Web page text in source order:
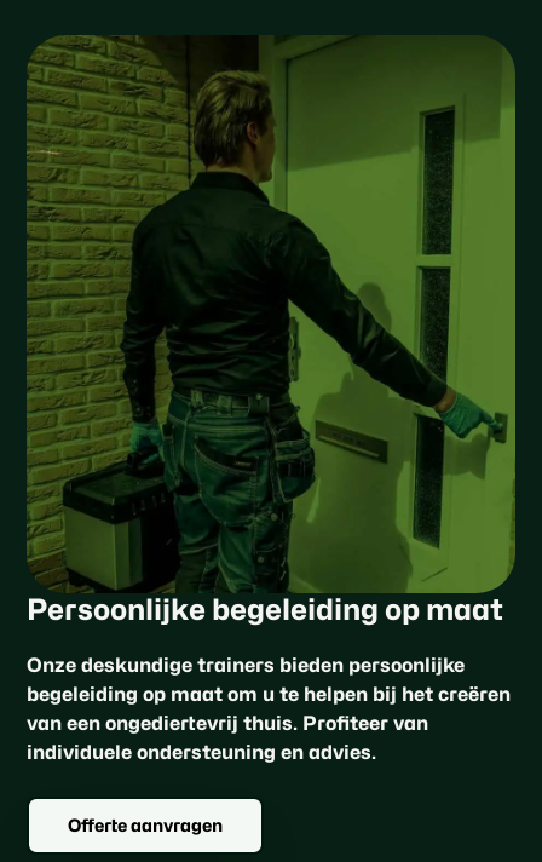
Persoonlijke begeleiding op maat
Onze deskundige trainers bieden persoonlijke
begeleiding op maat om u te helpen bij het creëren
van een ongediertevrij thuis. Profiteer van
individuele ondersteuning en advies.
Offerte aanvragen